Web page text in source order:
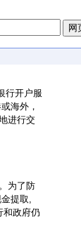
行开户服
海外，
进行交
为了防
提取,
和政府仍